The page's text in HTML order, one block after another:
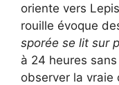
oriente vers
rouille évoque
sporée se lit sur
à 24 heures
observer la vraie